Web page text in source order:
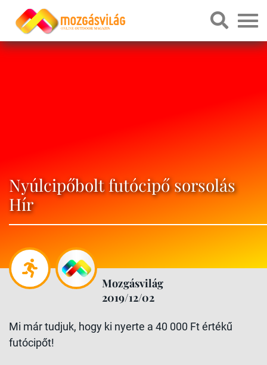
Nyúlcipőbolt futócipő sorsolás
Hír
Mozgásvilág
2019/12/02
Mi már tudjuk, hogy ki nyerte a 40 000 Ft értékű
futócipőt!